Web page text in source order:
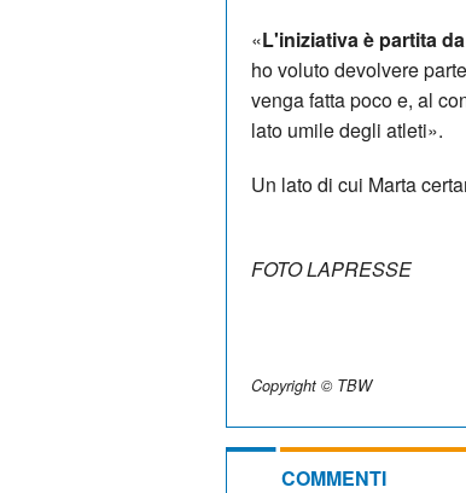
«L'iniziativa è partita
ho voluto devolvere
venga fatta poco e, al
lato umile degli atleti».
Un lato di cui Marta
FOTO LAPRESSE
Copyright © TBW
COMMENTI